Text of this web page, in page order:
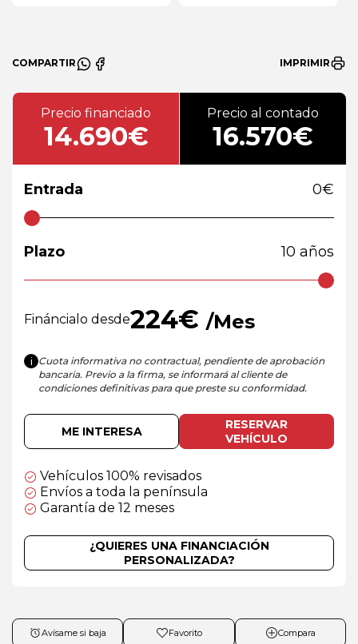
COMPARTIR IMPRIMIR
Precio financiado
14.690€
Precio al contado
16.570€
Entrada 0€
Plazo 10 años
Fináncialo desde224€ /Mes
i Cuota informativa no contractual, pendiente de aprobación
bancaria. Previo a la firma, se informará al cliente de
condiciones definitivas para que preste su conformidad.
ME INTERESA
RESERVAR
VEHÍCULO
Vehículos 100% revisados
Envíos a toda la península
Garantía de 12 meses
¿QUIERES UNA FINANCIACIÓN
PERSONALIZADA?
Avísame si baja Favorito Compara